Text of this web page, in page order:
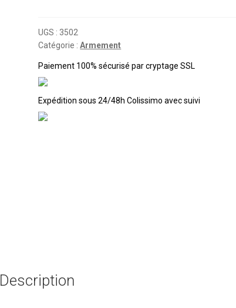
DE
150mm
TBK/C36
UGS : 3502
Catégorie :Armement
Paiement 100% sécurisé par cryptage SSL
Expédition sous 24/48h Colissimo avec suivi
Description